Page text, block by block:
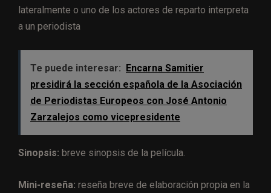
lateralmente o uno de los actores de reparto interpreta
a un periodista
Te puede interesar: Encarna Samitier
presidirá la sección española de la Asociación
de Periodistas Europeos con José Antonio
Zarzalejos como vicepresidente
Sinopsis: breve sinopsis de la película.
Mini-reseña: reseña breve de elaboración propia en la